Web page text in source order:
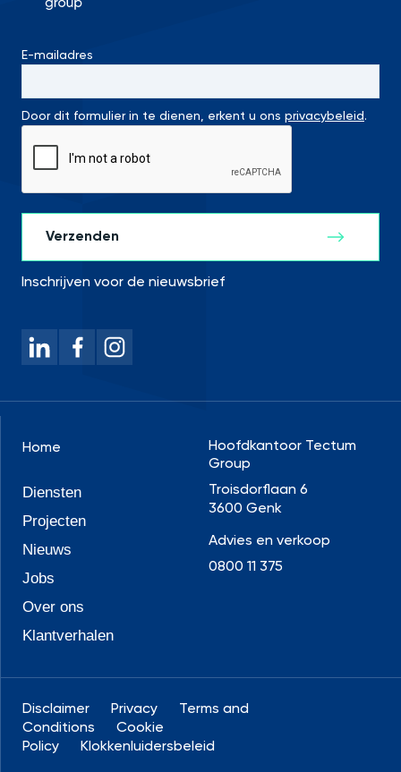
E-mailadres
Door dit formulier in te dienen, erkent u ons privacybeleid .
Inschrijven voor de nieuwsbrief
Home
Diensten
Projecten
Nieuws
Jobs
Over ons
Klantverhalen
Hoofdkantoor Tectum
Group
Troisdorflaan 6
3600 Genk
Advies en verkoop
0800 11 375
Disclaimer Privacy
Terms and
Conditions
Cookie
Policy
Klokkenluidersbeleid